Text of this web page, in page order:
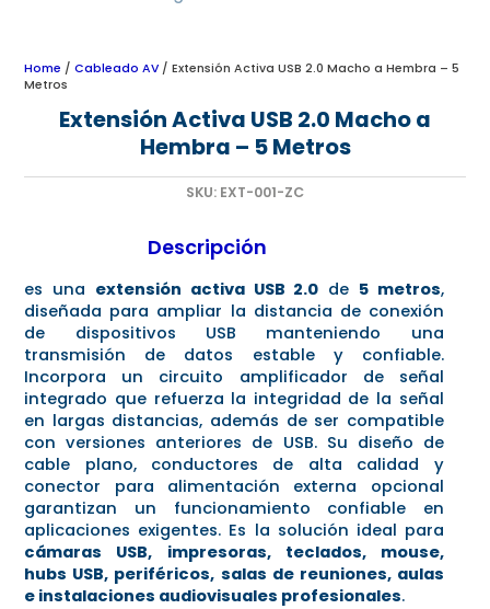
Home /Cableado AV / Extensión Activa USB 2.0 Macho a Hembra – 5
Metros
Extensión Activa USB 2.0 Macho a
Hembra – 5 Metros
SKU: EXT-001-ZC
Descripción
es una extensión activa USB 2.0 de 5 metros,
diseñada para ampliar la distancia de conexión
de dispositivos USB manteniendo una
transmisión de datos estable y confiable.
Incorpora un circuito amplificador de señal
integrado que refuerza la integridad de la señal
en largas distancias, además de ser compatible
con versiones anteriores de USB. Su diseño de
cable plano, conductores de alta calidad y
conector para alimentación externa opcional
garantizan un funcionamiento confiable en
aplicaciones exigentes. Es la solución ideal para
cámaras USB, impresoras, teclados, mouse,
hubs USB, periféricos, salas de reuniones, aulas
e instalaciones audiovisuales profesionales.